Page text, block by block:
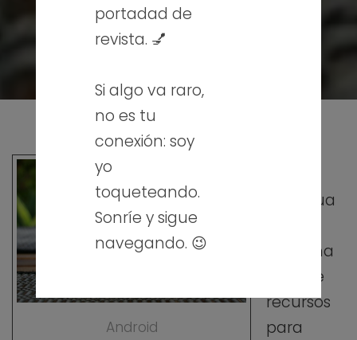
Android
continua
dejo una
serie de
recursos
para
portadad de
revista. 💅
Si algo va raro,
no es tu
conexión: soy
yo
toqueteando.
Sonríe y sigue
navegando. 😉